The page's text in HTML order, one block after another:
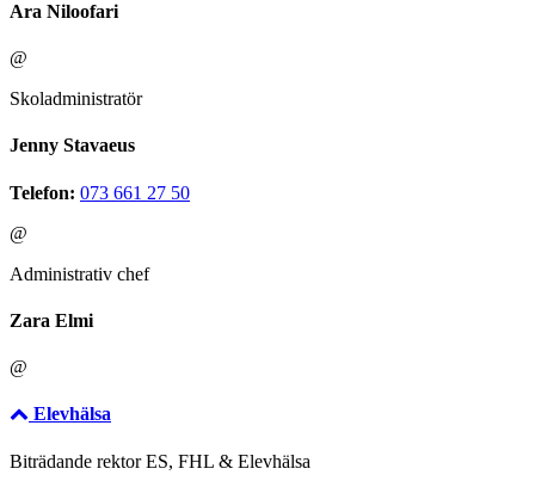
Ara Niloofari
@
Skoladministratör
Jenny Stavaeus
Telefon: 073 661 27 50
@
Administrativ chef
Zara Elmi
@
Elevhälsa
Biträdande rektor ES, FHL & Elevhälsa